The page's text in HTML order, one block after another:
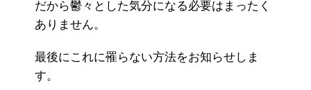
だから鬱々とした気分になる必要はまったく
ありません。
最後にこれに罹らない方法をお知らせしま
す。